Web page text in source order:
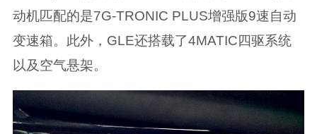
动机匹配的是7G-TRONIC PLUS增强版9速自动
变速箱。此外，GLE还搭载了4MATIC四驱系统
以及空气悬架。